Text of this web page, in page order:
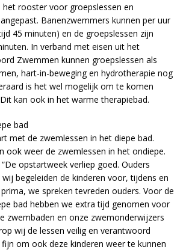
rooster voor groepslessen en
Banenzwemmers kunnen per uur
45 minuten) en de groepslessen zijn
In verband met eisen uit het
Zwemmen kunnen groepslessen als
hart-in-beweging en hydrotherapie nog
is het wel mogelijk om te komen
kan ook in het warme therapiebad.
bad
met de zwemlessen in het diepe bad.
ook weer de zwemlessen in het ondiepe.
opstartweek verliep goed. Ouders
begeleiden de kinderen voor, tijdens en
we spreken tevreden ouders. Voor de
bad hebben we extra tijd genomen voor
zwembaden en onze zwemonderwijzers
wij de lessen veilig en verantwoord
fijn om ook deze kinderen weer te kunnen